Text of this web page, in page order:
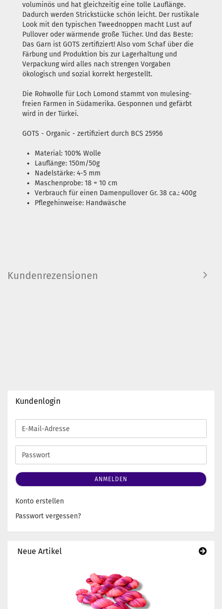
voluminös und hat gleichzeitig eine tolle Lauflänge.
Dadurch werden Strickstücke schön leicht. Der rustikale
Look mit den typischen Tweednoppen macht Lust auf
Pullover oder wärmende große Tücher. Und das Beste:
Das Garn ist GOTS zertifiziert! Also vom Schaf über die
Färbung und Produktion bis zur Lagerhaltung und
Verpackung wird alles nach strengen Vorgaben
ökologisch und sozial korrekt hergestellt.
Die Rohwolle für Loch Lomond stammt von mulesing-
freien Farmen in Südamerika. Gesponnen und gefärbt
wird in der Türkei.
GOTS - Organic - zertifiziert durch BCS 25956
Material: 100% Wolle
Lauflänge: 150m/50g
Nadelstärke: 4-5 mm
Maschenprobe: 18 = 10 cm
Verbrauch für einen Damenpullover Gr. 38 ca.: 400g
Pflegehinweise: Handwäsche
Kundenrezensionen
Kundenlogin
E-
Mail-
Adresse
Passwort
ANMELDEN
Konto erstellen
Passwort vergessen?
Neue Artikel